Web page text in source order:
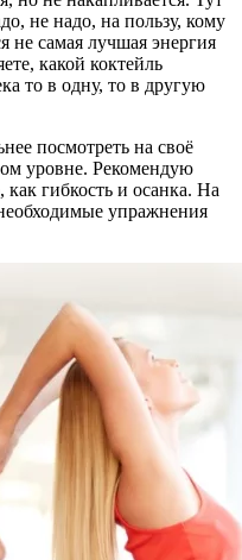
не надо, на пользу, кому
не самая лучшая энергия
какой коктейль
то в одну, то в другую
посмотреть на своё
уровне. Рекомендую
как гибкость и осанка. На
упражнения